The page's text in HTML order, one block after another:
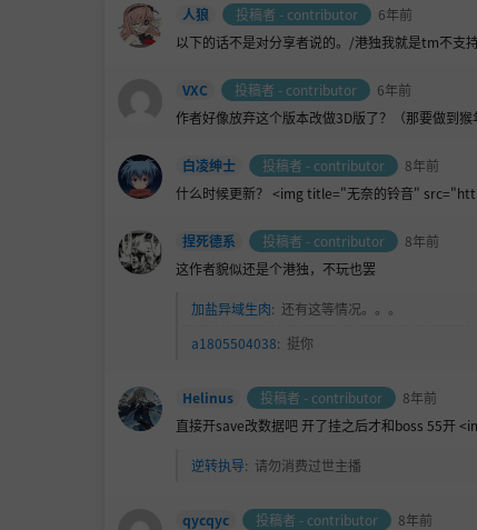
人狼 投稿者 - contributor
6年前
以下的话不是对分享者说的。/港独我就是tm不支
VXC 投稿者 - contributor
6年前
作者好像放弃这个版本改做3D版了？（那要做到猴
白凌绅士 投稿者 - contributor
8年前
什么时候更新？ <img title="无奈的铃音"
捏死德系 投稿者 - contributor
8年前
这作者貌似还是个港独，不玩也罢
加盐异域生肉: 还有这等情况。。。
a1805504038: 挺你
Helinus 投稿者 - contributor
8年前
直接开save改数据吧 开了挂之后才和boss 55
逆转执导: 请勿消费过世主播
qycqyc 投稿者 - contributor
8年前